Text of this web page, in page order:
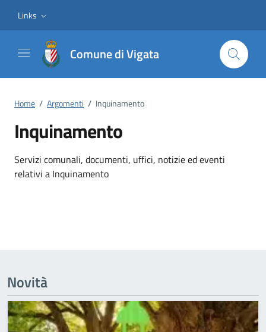
Links
Comune di Vigata
Home / Argomenti / Inquinamento
Inquinamento
Dettagli dell'argomento
Servizi comunali, documenti, uffici, notizie ed eventi
relativi a Inquinamento
Novità